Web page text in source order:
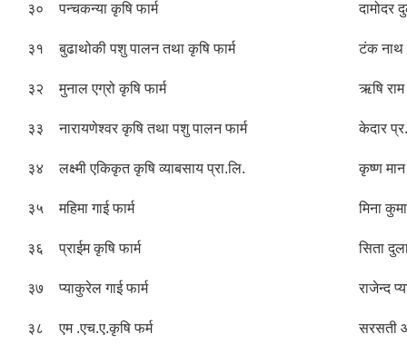
३० पन्चकन्या कृषि फार्म दामोदर
३१ बुढाथोकी पशु पालन तथा कृषि फार्म टंक नाथ
३२ मुनाल एग्रो कृषि फार्म ऋषि
३३ नारायणेश्वर कृषि तथा पशु पालन फार्म केदार
३४ लक्ष्मी एकिकृत कृषि व्याबसाय प्रा.लि. कृष्ण
३५ महिमा गाई फार्म मिना
३६ प्राईम कृषि फार्म सिता
३७ प्याकुरेल गाई फार्म राजेन्द
३८ एम .एच.ए.कृषि फर्म सरसती